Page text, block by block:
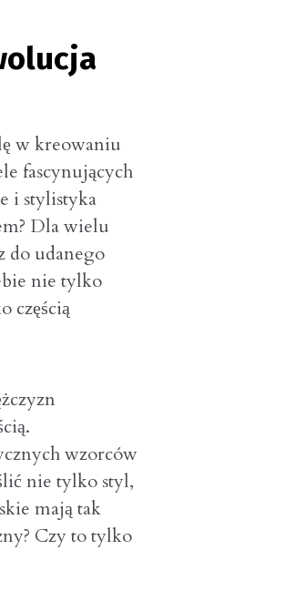
w kreowaniu
fascynujących
i stylistyka
Dla wielu
do udanego
nie tylko
częścią
wzorców
nie tylko styl,
mają tak
Czy to tylko